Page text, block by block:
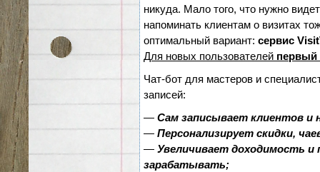
никуда. Мало того, что нужно
напоминать клиентам о визитах
оптимальный вариант: сервис
Для новых пользователей первый
Чат-бот для мастеров и
записей:
— Сам записывает клиентов и
— Персонализирует скидки,
— Увеличивает доходимость и
зарабатывать;